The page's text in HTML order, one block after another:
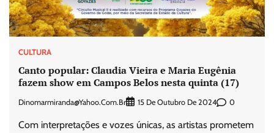
CULTURA
Canto popular: Claudia Vieira e Maria Eugênia
fazem show em Campos Belos nesta quinta (17)
Dinomarmiranda@yahoo.com.br 15 De Outubro De 2024 0
Com interpretações e vozes únicas, as artistas prometem